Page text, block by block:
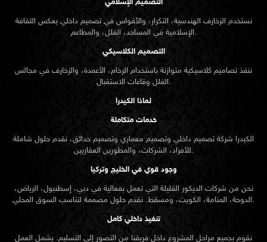
التصميم الإسلامي
نستخدم الزخارف الهندسية، التكرار، والأقواس في تصميم داخلي يعكس الثقافة
الإسلامية في المساجد، الفلل، والمطاعم.
التصميم الكلاسيكي
ننفذ تصاميم كلاسيكية متوازنة باستخدام الرخام، الأعمدة، والزخارف في مجالس
الفلل وقاعات الاستقبال.
لماذا الكيدرا
خدمات متكاملة
الكيدرا شركة تصميم داخلي وتصميم معماري وتصميم حدائق، نقدم حلول شاملة
للأفراد، الشركات، والمطورين العقاريين.
وجود قوي في الخليج وتركيا
نحن من شركات الديكور القليلة التي تعمل بفعالية في دبي، إسطنبول، الرياض،
الدوحة، المنامة، الكويت، ومسقط. نقدم حلول مصممة لتناسب السوق المحلي.
تنفيذ داخلي كامل
نقوم بجميع مراحل المشروع داخل فريقنا من التصور إلى التسليم. يشمل العمل